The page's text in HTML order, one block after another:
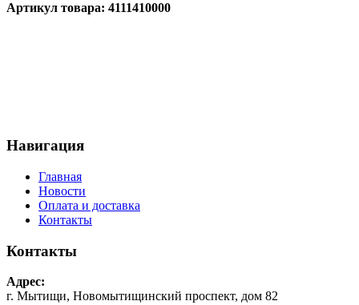
Артикул товара: 4111410000
Навигация
Главная
Новости
Оплата и доставка
Контакты
Контакты
Адрес:
г. Мытищи, Новомытищинский проспект, дом 82